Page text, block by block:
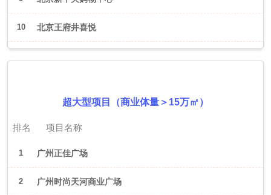
10 北京王府井喜悦
超大型项目（商业体量＞15万㎡）
排名 项目名称
1 广州正佳广场
2 广州时尚天河商业广场